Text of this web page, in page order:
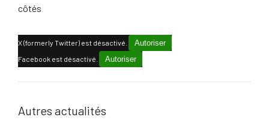
côtés
X (formerly Twitter) est désactivé. Autoriser
Facebook est désactivé. Autoriser
Autres actualités